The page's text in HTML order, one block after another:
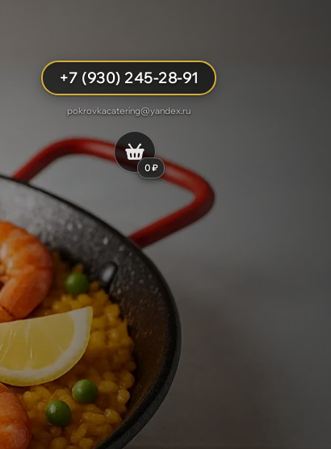
+7 (930) 245-28-91
pokrovkacatering@yandex.ru
0 ₽